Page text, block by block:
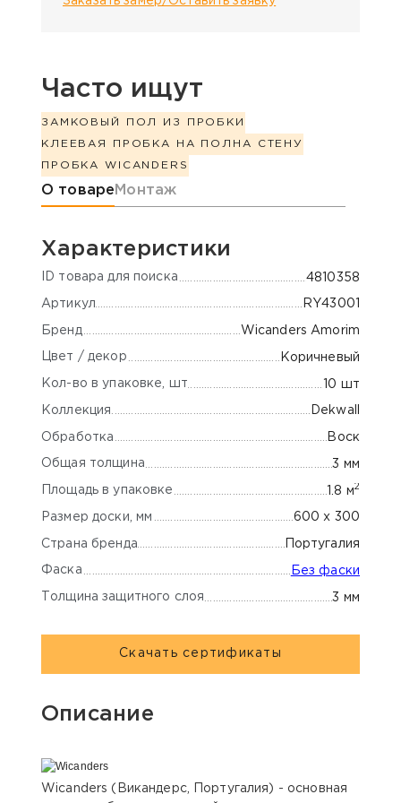
Часто ищут
ЗАМКОВЫЙ ПОЛ ИЗ ПРОБКИ
КЛЕЕВАЯ ПРОБКА НА ПОЛ НА СТЕНУ
ПРОБКА WICANDERS
Информация о товаре
О товаре Монтаж
Характеристики
ID товара для поиска 4810358
Артикул RY43001
Бренд Wicanders Amorim
Цвет / декор Коричневый
Кол-во в упаковке, шт 10 шт
Коллекция Dekwall
Обработка Воск
Общая толщина 3 мм
Площадь в упаковке 1.8 м2
Размер доски, мм 600 x 300
Страна бренда Португалия
Фаска Без фаски
Толщина защитного слоя 3 мм
Скачать сертификаты
Описание
Wicanders (Викандерс, Португалия) - основная